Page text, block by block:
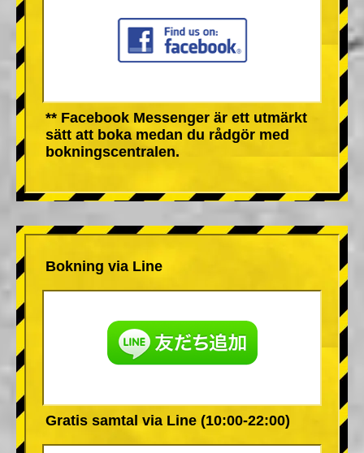
** Facebook Messenger är ett utmärkt
sätt att boka medan du rådgör med
bokningscentralen.
Bokning via Line
Gratis samtal via Line (10:00-22:00)